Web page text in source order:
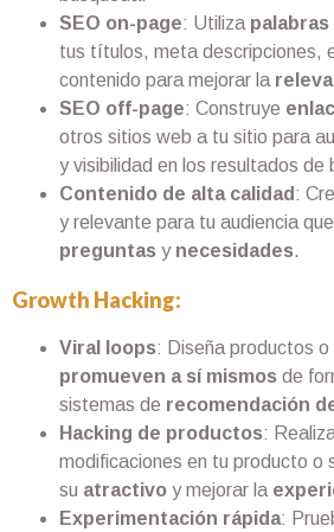
SEO on-page: Utiliza palabras
tus títulos, meta descripciones,
contenido para mejorar la
SEO off-page: Construye
otros sitios web a tu sitio para
y visibilidad en los resultados de
Contenido de alta calidad :
y relevante para tu audiencia
preguntas y necesidades.
Growth Hacking:
Viral loops: Diseña productos o
promueven a sí mismos de
sistemas de recomendación
Hacking de productos:
modificaciones en tu producto o
su atractivo y mejorar la
Experimentación rápida: